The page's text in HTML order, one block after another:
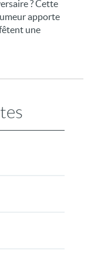
? Cette
apporte
une